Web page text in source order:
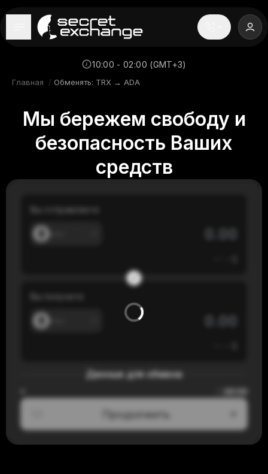
----
Новости
Репутация
Поддержка
10:00 - 02:00 (GMT+3)
Главная / Обменять: TRX → ADA
Мы бережем свободу и
безопасность Ваших
средств
Вы отправляете
Данные для обмена
Продолжить